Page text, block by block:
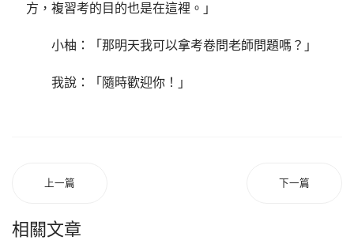
方，複習考的目的也是在這裡。」
小柚：「那明天我可以拿考卷問老師問題嗎？」
我說：「隨時歡迎你！」
上一篇 下一篇
相關文章